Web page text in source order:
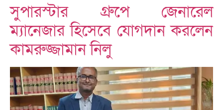
সুপারস্টার গ্রুপে জেনারেল
ম্যানেজার হিসেবে যোগদান করলেন
কামরুজ্জামান নিলু